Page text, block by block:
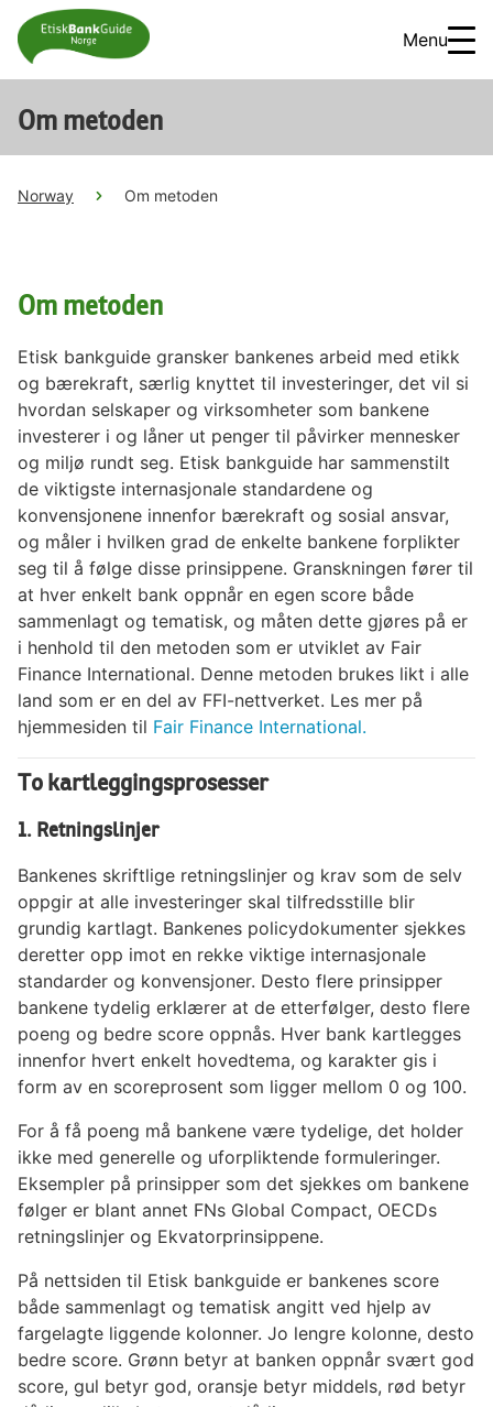
Menu
Om metoden
Norway Om metoden
Om metoden
Etisk bankguide gransker bankenes arbeid med etikk
og bærekraft, særlig knyttet til investeringer, det vil si
hvordan selskaper og virksomheter som bankene
investerer i og låner ut penger til påvirker mennesker
og miljø rundt seg. Etisk bankguide har sammenstilt
de viktigste internasjonale standardene og
konvensjonene innenfor bærekraft og sosial ansvar,
og måler i hvilken grad de enkelte bankene forplikter
seg til å følge disse prinsippene. Granskningen fører til
at hver enkelt bank oppnår en egen score både
sammenlagt og tematisk, og måten dette gjøres på er
i henhold til den metoden som er utviklet av Fair
Finance International. Denne metoden brukes likt i alle
land som er en del av FFI-nettverket. Les mer på
hjemmesiden til Fair Finance International.
To kartleggingsprosesser
1. Retningslinjer
Bankenes skriftlige retningslinjer og krav som de selv
oppgir at alle investeringer skal tilfredsstille blir
grundig kartlagt. Bankenes policydokumenter sjekkes
deretter opp imot en rekke viktige internasjonale
standarder og konvensjoner. Desto flere prinsipper
bankene tydelig erklærer at de etterfølger, desto flere
poeng og bedre score oppnås. Hver bank kartlegges
innenfor hvert enkelt hovedtema, og karakter gis i
form av en scoreprosent som ligger mellom 0 og 100.
For å få poeng må bankene være tydelige, det holder
ikke med generelle og uforpliktende formuleringer.
Eksempler på prinsipper som det sjekkes om bankene
følger er blant annet FNs Global Compact, OECDs
retningslinjer og Ekvatorprinsippene.
På nettsiden til Etisk bankguide er bankenes score
både sammenlagt og tematisk angitt ved hjelp av
fargelagte liggende kolonner. Jo lengre kolonne, desto
bedre score. Grønn betyr at banken oppnår svært god
score, gul betyr god, oransje betyr middels, rød betyr